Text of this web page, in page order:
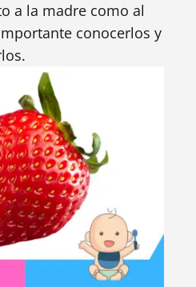
a la madre como al
conocerlos y